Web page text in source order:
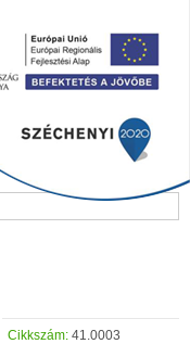
Cikkszám: 41.0003